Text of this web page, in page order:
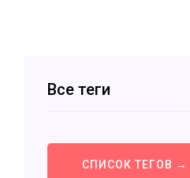
Все теги
СПИСОК ТЕГОВ →